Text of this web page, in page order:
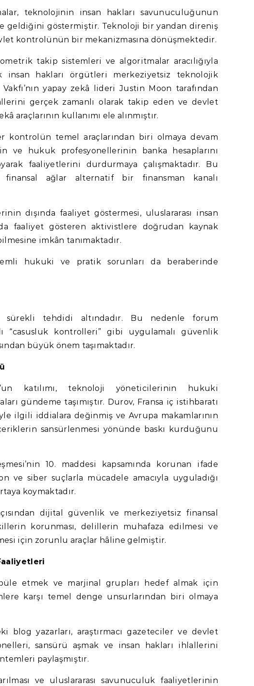
teknolojinin insan hakları savunuculuğunun
geldiğini göstermiştir. Teknoloji bir yandan direniş
kontrolünün bir mekanizmasına dönüşmektedir.
takip sistemleri ve algoritmalar aracılığıyla
insan hakları örgütleri merkeziyetsiz teknolojik
yapay zekâ lideri Justin Moon tarafından
gerçek zamanlı olarak takip eden ve devlet
araçlarının kullanımı ele alınmıştır.
kontrolün temel araçlarından biri olmaya devam
ve hukuk profesyonellerinin banka hesaplarını
faaliyetlerini durdurmaya çalışmaktadır. Bu
ağlar alternatif bir finansman kanalı
dışında faaliyet göstermesi, uluslararası insan
faaliyet gösteren aktivistlere doğrudan kaynak
imkân tanımaktadır.
hukuki ve pratik sorunları da beraberinde
sürekli tehdidi altındadır. Bu nedenle forum
“casusluk kontrolleri” gibi uygulamalı güvenlik
büyük önem taşımaktadır.
katılımı, teknoloji yöneticilerinin hukuki
gündeme taşımıştır. Durov, Fransa iç istihbaratı
ilgili iddialara değinmiş ve Avrupa makamlarının
sansürlenmesi yönünde baskı kurduğunu
10. maddesi kapsamında korunan ifade
ve siber suçlarla mücadele amacıyla uyguladığı
koymaktadır.
dijital güvenlik ve merkeziyetsiz finansal
korunması, delillerin muhafaza edilmesi ve
için zorunlu araçlar hâline gelmiştir.
etmek ve marjinal grupları hedef almak için
karşı temel denge unsurlarından biri olmaya
blog yazarları, araştırmacı gazeteciler ve devlet
sansürü aşmak ve insan hakları ihlallerini
paylaşmıştır.
ve uluslararası savunuculuk faaliyetlerinin